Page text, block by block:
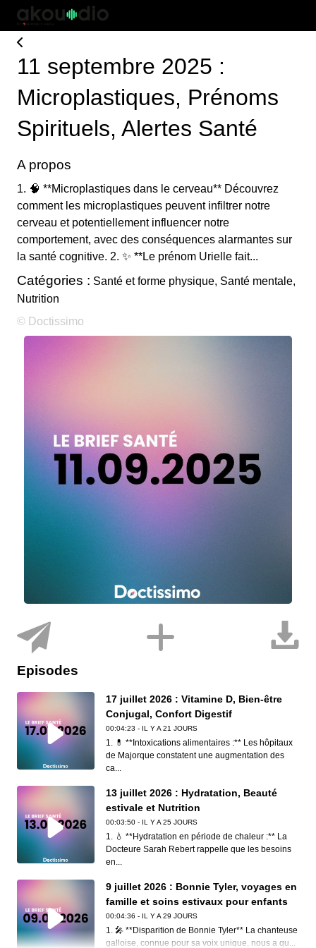
11 septembre 2025 :
Microplastiques, Prénoms
Spirituels, Alertes Santé
A propos
1. 🧠 **Microplastiques dans le cerveau** Découvrez
comment les microplastiques peuvent infiltrer notre
cerveau et potentiellement influencer notre
comportement, avec des conséquences alarmantes sur
la santé cognitive. 2. ✨ **Le prénom Urielle fait...
Catégories : Santé et forme physique, Santé mentale,
Nutrition
© Doctissimo
Episodes
17 juillet 2026 : Vitamine D, Bien-être
Conjugal, Confort Digestif
00:04:23 - IL Y A 21 JOURS
1. 💊 **Intoxications alimentaires :** Les hôpitaux
de Majorque constatent une augmentation des
ca...
13 juillet 2026 : Hydratation, Beauté
estivale et Nutrition
00:03:50 - IL Y A 25 JOURS
1. 💧 **Hydratation en période de chaleur :** La
Docteure Sarah Rebert rappelle que les besoins
en...
9 juillet 2026 : Bonnie Tyler, voyages en
famille et soins estivaux pour enfants
00:04:36 - IL Y A 29 JOURS
1. 🎤 **Disparition de Bonnie Tyler** La chanteuse
galloise, connue pour sa voix unique, nous a qu...